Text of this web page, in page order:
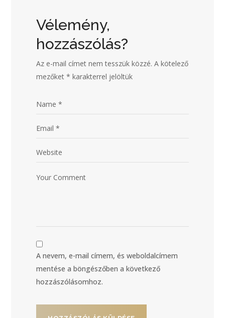
Vélemény,
hozzászólás?
Az e-mail címet nem tesszük közzé. A kötelező
mezőket* karakterrel jelöltük
A nevem, e-mail címem, és weboldalcímem
mentése a böngészőben a következő
hozzászólásomhoz.